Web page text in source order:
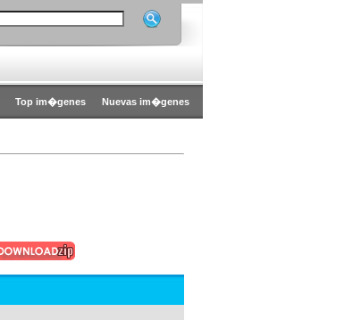
Top im�genes Nuevas im�genes